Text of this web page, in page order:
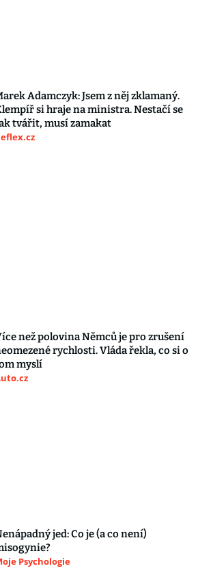
Adamczyk: Jsem z něj zklamaný.
si hraje na ministra. Nestačí se
tvářit, musí zamakat
než polovina Němců je pro zrušení
rychlosti. Vláda řekla, co si o
myslí
jed: Co je (a co není)
Psychologie